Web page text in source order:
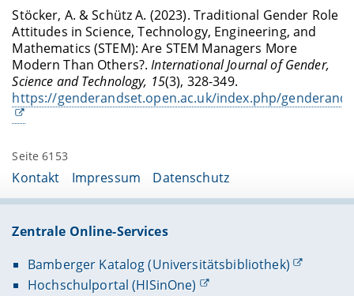
Stöcker, A. & Schütz A. (2023). Traditional Gender Role
Attitudes in Science, Technology, Engineering, and
Mathematics (STEM): Are STEM Managers More
Modern Than Others?.International Journal of Gender,
Science and Technology, 15(3), 328-349.
https://genderandset.open.ac.uk/index.php/
Seite 6153
Kontakt Impressum Datenschutz
Zentrale Online-Services
Bamberger Katalog (Universitätsbibliothek)
Hochschulportal (HISinOne)